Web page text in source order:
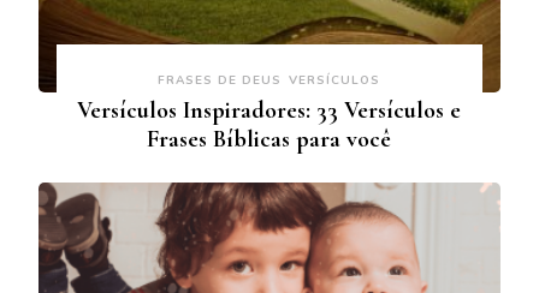
FRASES DE DEUS VERSÍCULOS
Versículos Inspiradores: 33 Versículos e
Frases Bíblicas para você